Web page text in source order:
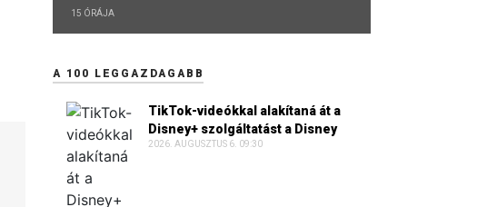
15 ÓRÁJA
A 100 LEGGAZDAGABB
TikTok-videókkal alakítaná át a
Disney+ szolgáltatást a Disney
2026. AUGUSZTUS 6. 09:30